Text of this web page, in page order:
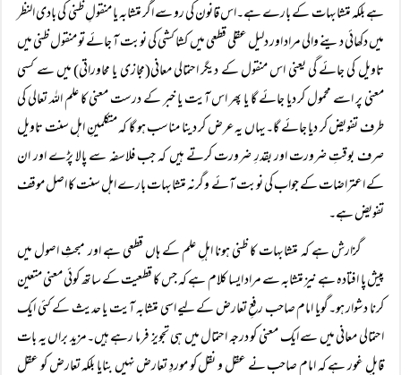
ہے بلکہ متشابہات کے بارے ہے۔اس قانون کی رو سے اگر متشابہ یا منقولِ ظنی کی بادی النظر
میں دکھائی دینے والی مراد اور دلیل عقلی قطعی میں کشا کشی کی نوبت آ جائے تو منقول ظنی میں
تاویل کی جائے گی یعنی اس منقول کے دیگر احتمالی معانی(مجازی یا محاوراتی) میں سے کسی
معنی پر اسے محمول کر دیا جائے گا یا پھر اس آیت یا خبر کے درست معنی کا علم اللہ تعالی کی
طرف تفویض کر دیا جائے گا۔یہاں یہ عرض کر دینا مناسب ہو گا کہ متکلمینِ اہل سنت تاویل
صرف بوقتِ ضرورت اور بقدرِ ضرورت کرتے ہیں کہ جب فلاسفہ سے پالا پڑے اور ان
کے اعتراضات کے جواب کی نوبت آئے وگرنہ متشابہات بارے اہل سنت کا اصل موقف
تفویض ہے۔
گزارش ہے کہ متشابہات کا ظنی ہونا اہلِ علم کے ہاں قطعی ہے اور مبحثِ اصول میں
پیش پا افتادہ ہے نیز متشابہ سے مراد ایسا کلام ہے کہ جس کا قطعیت کے ساتھ کوئی معنی متعین
کرنا دشوار ہو۔گویا امام صاحب رفعِ تعارض کے لیے اسی متشابہ آیت یا حدیث کے کئی ایک
احتمالی معانی میں سے ایک معنی کو درجہ احتمال میں ہی تجویز فرما رہے ہیں۔مزید براں یہ بات
قابلِ غور ہے کہ امام صاحب نے عقل و نقل کو موردِ تعارض نہیں بنایا بلکہ تعارض کو عقل